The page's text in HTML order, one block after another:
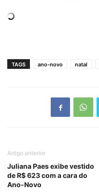
TAGS ano-novo natal
Artigo anterior
Juliana Paes exibe vestido
de R$ 623 com a cara do
Ano-Novo